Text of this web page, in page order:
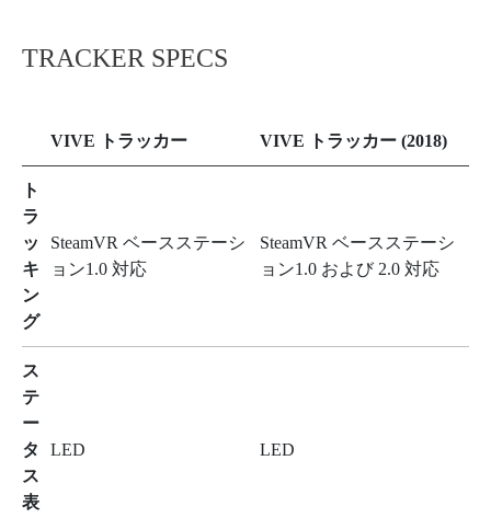
TRACKER SPECS
VIVE トラッカー VIVE トラッカー (2018)
ト
ラ
ッ
キ
ン
グ
SteamVR ベースステーシ
ョン1.0 対応
SteamVR ベースステーシ
ョン1.0 および 2.0 対応
ス
テ
ー
タ
ス
表
LED LED